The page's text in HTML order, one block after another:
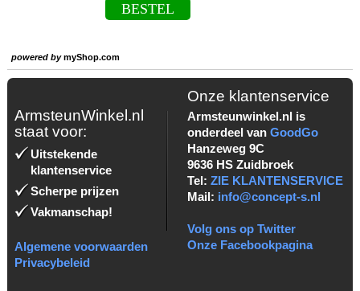
BESTEL
powered bymyShop.com
ArmsteunWinkel.nl
staat voor:
Uitstekende
klantenservice
Scherpe prijzen
Vakmanschap!
Algemene voorwaarden
Privacybeleid
Onze klantenservice
Armsteunwinkel.nl is
onderdeel van GoodGo
Hanzeweg 9C
9636 HS Zuidbroek
Tel: ZIE KLANTENSERVICE
Mail: info@concept-s.nl
Volg ons op Twitter
Onze Facebookpagina